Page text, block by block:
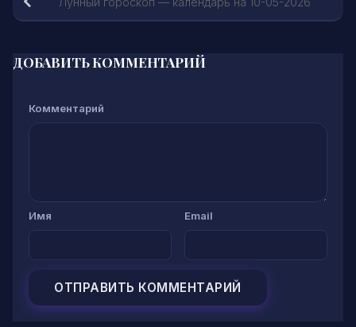
ДОБАВИТЬ КОММЕНТАРИЙ
Комментарий
Имя Email